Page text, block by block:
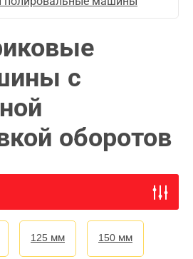
с
оборотов
125 мм 150 мм